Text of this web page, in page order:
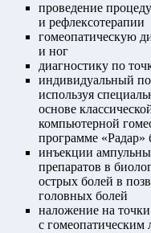
проведение
и рефлексотерапии
гомеопатическую
и ног
диагностику по
индивидуальный
используя
основе
компьютерной
программе
инъекции
препаратов в
острых болей в
головных болей
наложение на
с гомеопатическим